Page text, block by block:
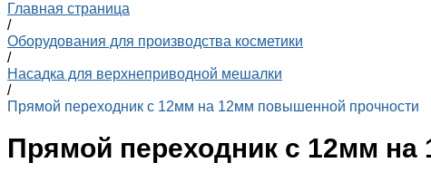
Главная страница
/
Оборудования для производства косметики
/
Насадка для верхнеприводной мешалки
/
Прямой переходник с 12мм на 12мм повышенной прочности
Прямой переходник с 12мм